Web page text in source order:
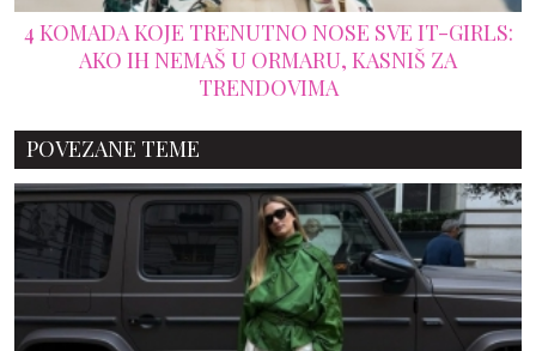
4 KOMADA KOJE TRENUTNO NOSE SVE IT-GIRLS:
AKO IH NEMAŠ U ORMARU, KASNIŠ ZA
TRENDOVIMA
POVEZANE TEME